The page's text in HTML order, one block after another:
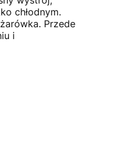
chłodnym.
Przede
i